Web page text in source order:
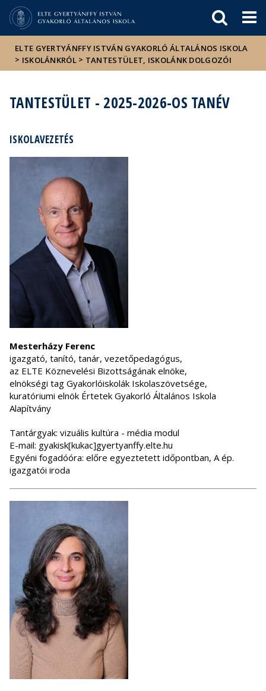
Hírek
Események
ELTE a
sajtóban
ELTE GYERTYÁNFFY ISTVÁN GYAKORLÓ ÁLTALÁNOS ISKOLA
> ISKOLÁNKRÓL > TANTESTÜLET, ISKOLÁNK DOLGOZÓI
TANTESTÜLET - 2025-2026-OS TANÉV
ISKOLAVEZETÉS
Mesterházy Ferenc
igazgató, tanító, tanár, vezetőpedagógus,
az ELTE Köznevelési Bizottságának elnöke,
elnökségi tag Gyakorlóiskolák Iskolaszövetsége,
kuratóriumi elnök Értetek Gyakorló Általános Iskola
Alapítvány
Tantárgyak: vizuális kultúra - média modul
E-mail: gyakisk[kukac]gyertyanffy.elte.hu
Egyéni fogadóóra: előre egyeztetett időpontban, A ép.
igazgatói iroda